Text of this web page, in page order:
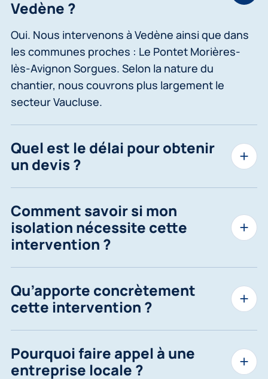
Vedène ?
Oui. Nous intervenons à Vedène ainsi que dans
les communes proches : Le Pontet Morières-
lès-Avignon Sorgues. Selon la nature du
chantier, nous couvrons plus largement le
secteur Vaucluse.
Quel est le délai pour obtenir
un devis ?
Comment savoir si mon
isolation nécessite cette
intervention ?
Qu’apporte concrètement
cette intervention ?
Pourquoi faire appel à une
entreprise locale ?